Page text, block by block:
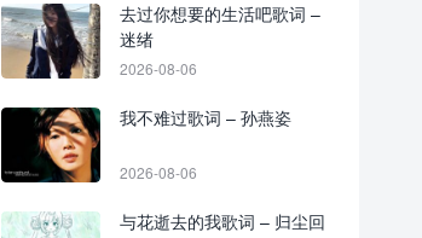
去过你想要的生活吧歌词 –
迷绪
2026-08-06
我不难过歌词 – 孙燕姿
2026-08-06
与花逝去的我歌词 – 归尘回